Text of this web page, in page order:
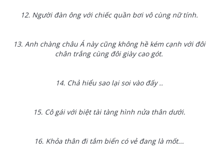
12. Người đàn ông với chiếc quần bơi vô cùng nữ tính.
13. Anh chàng châu Á này cũng không hề kém cạnh với đôi
chân trắng cùng đôi giày cao gót.
14. Chả hiểu sao lại soi vào đấy ..
15. Cô gái với biệt tài tàng hình nửa thân dưới.
16. Khỏa thân đi tắm biển có vẻ đang là mốt...